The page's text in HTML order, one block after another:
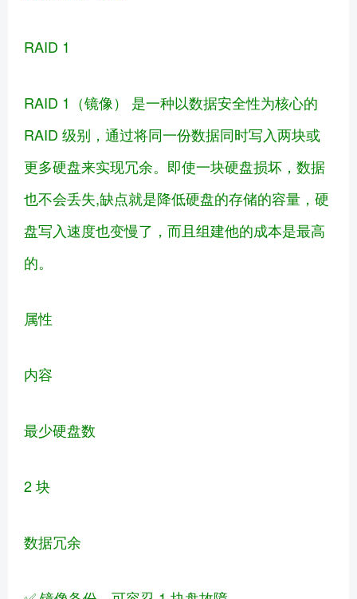
RAID 1
RAID 1（镜像） 是一种以数据安全性为核心的
RAID 级别，通过将同一份数据同时写入两块或
更多硬盘来实现冗余。即使一块硬盘损坏，数据
也不会丢失,缺点就是降低硬盘的存储的容量，硬
盘写入速度也变慢了，而且组建他的成本是最高
的。
属性
内容
最少硬盘数
2 块
数据冗余